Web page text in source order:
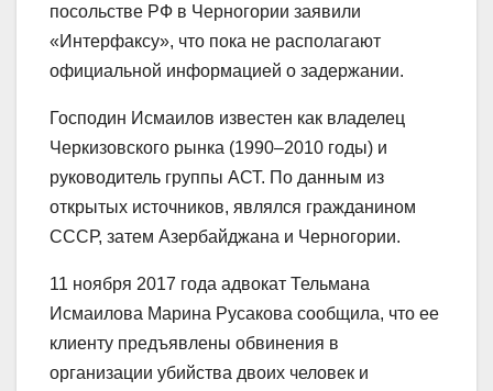
посольстве РФ в Черногории заявили
«Интерфаксу», что пока не располагают
официальной информацией о задержании.
Господин Исмаилов известен как владелец
Черкизовского рынка (1990–2010 годы) и
руководитель группы АСТ. По данным из
открытых источников, являлся гражданином
СССР, затем Азербайджана и Черногории.
11 ноября 2017 года адвокат Тельмана
Исмаилова Марина Русакова сообщила, что ее
клиенту предъявлены обвинения в
организации убийства двоих человек и